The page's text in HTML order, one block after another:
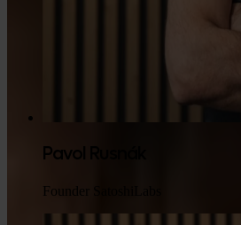
Pavol Rusnák
Founder SatoshiLabs